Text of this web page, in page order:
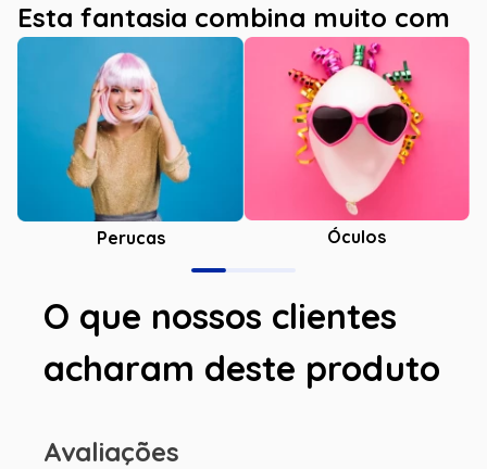
Esta fantasia combina muito com
Perucas Óculos
O que nossos clientes
acharam deste produto
Avaliações